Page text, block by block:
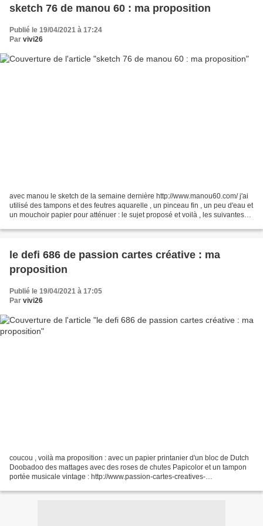
sketch 76 de manou 60 : ma proposition
Publié le 19/04/2021 à 17:24
Par vivi26
avec manou le sketch de la semaine dernière http://www.manou60.com/ j'ai
utilisé des tampons et des feutres aquarelle , un pinceau fin , un peu d'eau et
un mouchoir papier pour atténuer : le sujet proposé et voilà , les suivantes
le defi 686 de passion cartes créative : ma
proposition
Publié le 19/04/2021 à 17:05
Par vivi26
coucou , voilà ma proposition : avec un papier printanier d'un bloc de Dutch
Doobadoo des mattages avec des roses de chutes Papicolor et un tampon
portée musicale vintage : http://www.passion-cartes-creatives-